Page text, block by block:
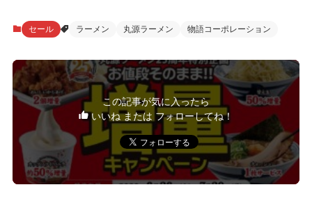
セール ラーメン 丸源ラーメン 物語コーポレーション
この記事が気に入ったら
いいね または フォローしてね！